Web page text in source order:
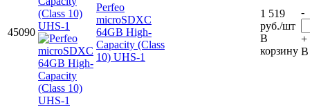
45090
Perfeo
microSDXC
64GB High-
Capacity (Class
10) UHS-1
1 519
руб./шт
В
корзину
-
+
В